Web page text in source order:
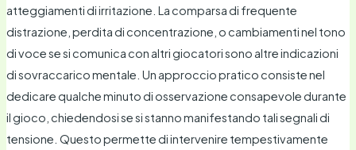
atteggiamenti di irritazione. La comparsa di frequente
distrazione, perdita di concentrazione, o cambiamenti nel tono
di voce se si comunica con altri giocatori sono altre indicazioni
di sovraccarico mentale. Un approccio pratico consiste nel
dedicare qualche minuto di osservazione consapevole durante
il gioco, chiedendosi se si stanno manifestando tali segnali di
tensione. Questo permette di intervenire tempestivamente